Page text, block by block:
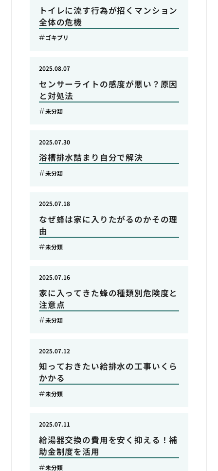
トイレに流す行為が招くマンション
全体の危機
ゴキブリ
センサーライトの感度が悪い？原因
と対処法
2025.08.07
未分類
浴槽排水詰まり自分で解決
2025.07.30
未分類
なぜ蜂は家に入りたがるのかその理
由
2025.07.18
未分類
家に入ってきた蜂の種類別危険度と
注意点
2025.07.16
未分類
知っておきたい給排水の工事いくら
かかる
2025.07.12
未分類
給湯器交換の費用を安く抑える！補
助金制度を活用
2025.07.11
未分類